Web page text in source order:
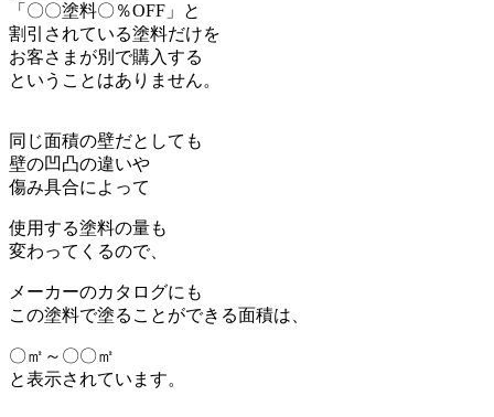
「〇〇塗料〇％OFF」と
割引されている塗料だけを
お客さまが別で購入する
ということはありません。
同じ面積の壁だとしても
壁の凹凸の違いや
傷み具合によって
使用する塗料の量も
変わってくるので、
メーカーのカタログにも
この塗料で塗ることができる面積は、
〇㎡～〇〇㎡
と表示されています。